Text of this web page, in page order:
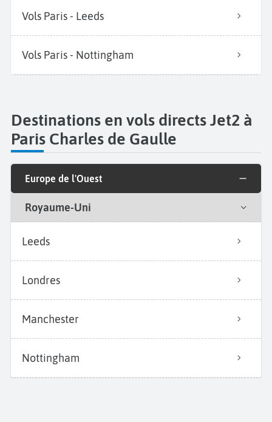
Vols Paris - Leeds
Vols Paris - Nottingham
Destinations en vols directs Jet2 à
Paris Charles de Gaulle
Europe de l'Ouest
Royaume-Uni
Leeds
Londres
Manchester
Nottingham